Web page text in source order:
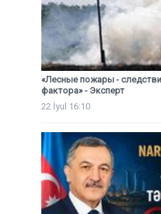
«Лесные пожары -
фактора» - Эксперт
22 İyul 16:10